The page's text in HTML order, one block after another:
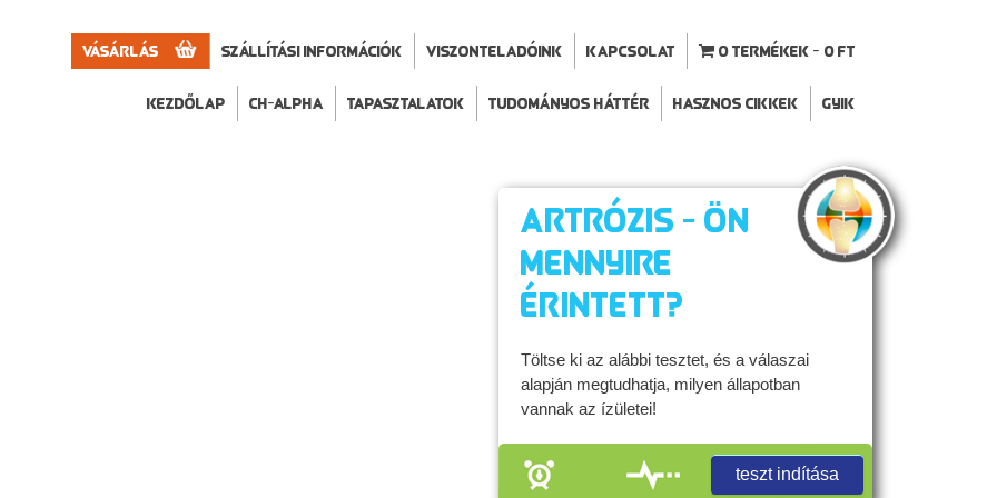
Vásárlás Szállítási információk VISZONTELADÓINK Kapcsolat 0 termékek 0 Ft
Kezdőlap CH-Alpha Tapasztalatok Tudományos háttér Hasznos cikkek GYIK
Artrózis - Ön
mennyire
érintett?
Töltse ki az alábbi tesztet, és a válaszai
alapján megtudhatja, milyen állapotban
vannak az ízületei!
teszt indítása